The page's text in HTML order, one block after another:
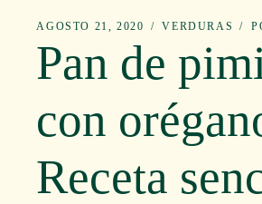
AGOSTO 21, 2020 VERDURAS
Pan de
con
Receta